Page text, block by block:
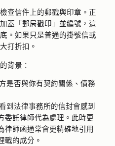
查信件上的郵戳與印章。正
蓋「郵局戳印」並編號，這
。如果只是普通的掛號信或
打折扣。
的背景：
是否與你有契約關係、債務
到法律事務所的信封會感到
委託律師代為處理。此時更
律師函通常會更精確地引用
戰的成分。